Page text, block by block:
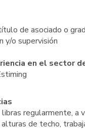
de asociado o
y/o supervisión
en el sector
regularmente, a
de techo,